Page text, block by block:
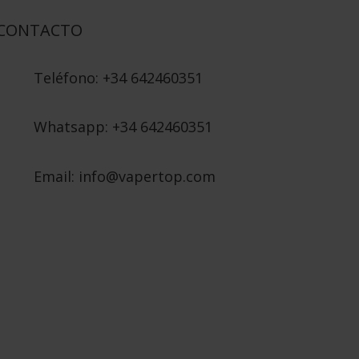
Teléfono: +34 642460351
Whatsapp: +34 642460351
Email: info@vapertop.com